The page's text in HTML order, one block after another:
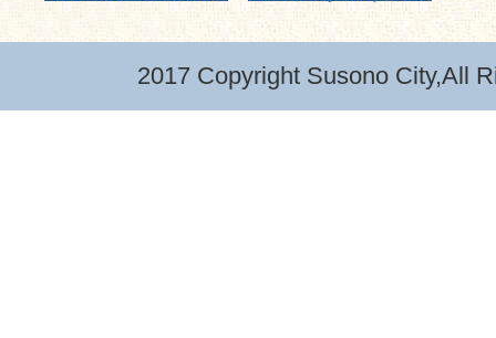
2017 Copyright Susono City,All